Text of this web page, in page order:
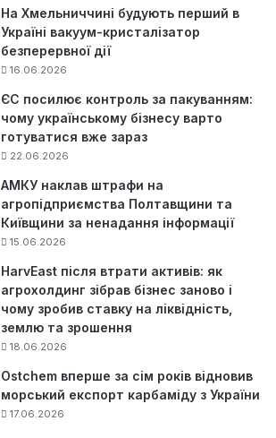
На Хмельниччині будують перший в
Україні вакуум-кристалізатор
безперервної дії
16.06.2026
ЄС посилює контроль за пакуванням:
чому українському бізнесу варто
готуватися вже зараз
22.06.2026
АМКУ наклав штрафи на
агропідприємства Полтавщини та
Київщини за ненадання інформації
15.06.2026
HarvEast після втрати активів: як
агрохолдинг зібрав бізнес заново і
чому зробив ставку на ліквідність,
землю та зрошення
18.06.2026
Ostchem вперше за сім років відновив
морський експорт карбаміду з України
17.06.2026